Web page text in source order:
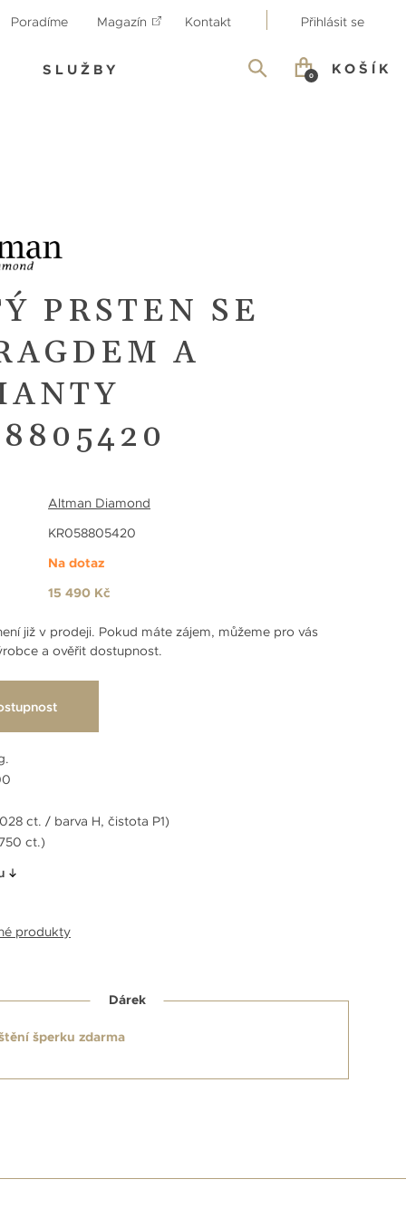
Poradíme Magazín Kontakt Přihlásit se
SLUŽBY KOŠÍK
0
PRSTEN SE
A
Altman Diamond
KR058805420
Na dotaz
15 490 Kč
již v prodeji. Pokud máte zájem, můžeme pro vás
a ověřit dostupnost.
ct. / barva H, čistota P1)
ct.)
produkty
Dárek
šperku zdarma